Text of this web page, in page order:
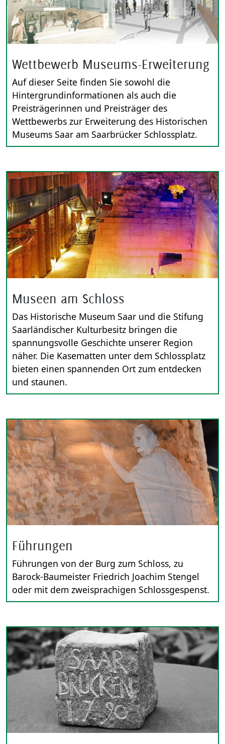
Wettbewerb Museums-Erweiterung
Auf dieser Seite finden Sie sowohl die
Hintergrundinformationen als auch die
Preisträgerinnen und Preisträger des
Wettbewerbs zur Erweiterung des Historischen
Museums Saar am Saarbrücker Schlossplatz.
Museen am Schloss
Das Historische Museum Saar und die Stifung
Saarländischer Kulturbesitz bringen die
spannungsvolle Geschichte unserer Region
näher. Die Kasematten unter dem Schlossplatz
bieten einen spannenden Ort zum entdecken
und staunen.
Führungen
Führungen von der Burg zum Schloss, zu
Barock-Baumeister Friedrich Joachim Stengel
oder mit dem zweisprachigen Schlossgespenst.